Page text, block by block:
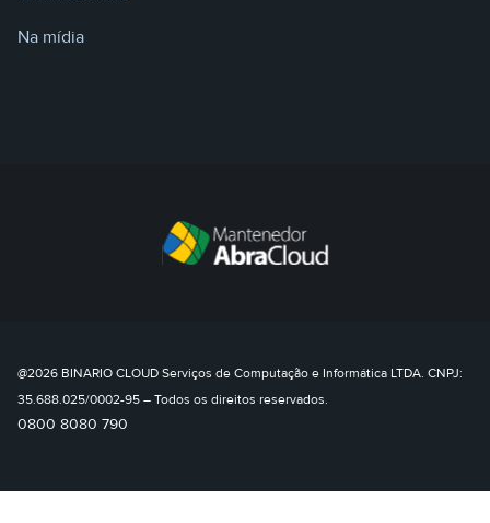
Na mídia
@2026 BINARIO CLOUD Serviços de Computação e Informática LTDA. CNPJ:
35.688.025/0002-95 – Todos os direitos reservados.
0800 8080 790